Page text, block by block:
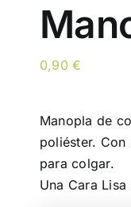
0,90€
Manopla de
poliéster. Con
para colgar.
Una Cara